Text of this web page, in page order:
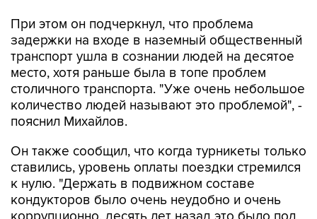
транспорт ушла в сознании людей на десятое
место, хотя раньше была в топе проблем
столичного транспорта. "Уже очень небольшое
количество людей называют это проблемой", -
пояснил Михайлов.
Он также сообщил, что когда турникеты только
к нулю. "Держать в подвижном составе
кондукторов было очень неудобно и очень
коррупционно, десять лет назад это было под
контролем каких-то криминальных структур", -